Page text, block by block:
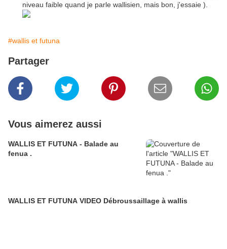
niveau faible quand je parle wallisien, mais bon, j'essaie ).
#wallis et futuna
Partager
Vous aimerez aussi
WALLIS ET FUTUNA - Balade au
fenua .
WALLIS ET FUTUNA VIDEO Débroussaillage à wallis